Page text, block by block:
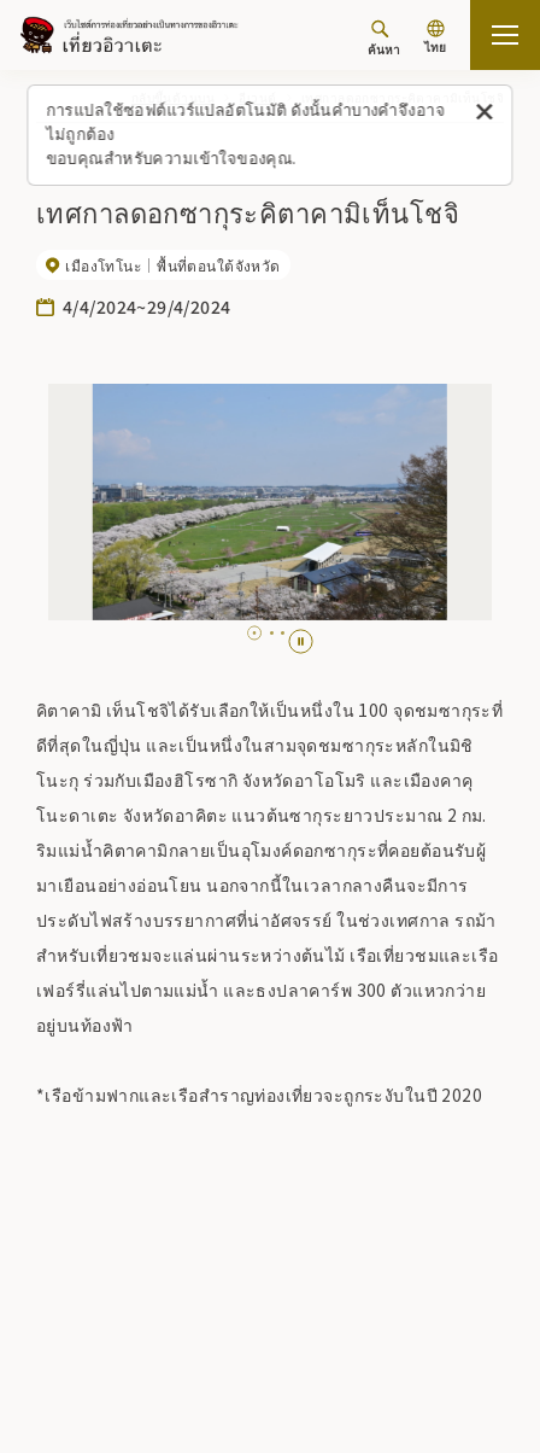
การแปลใช้ซอฟต์แวร์แปลอัตโนมัติ ดังนั้นคำบางคำจึงอาจ
ไม่ถูกต้อง
ขอบคุณสำหรับความเข้าใจของคุณ.
ค้นหา ไทย
กลับขึ้นด้านบน อีเวนต์ เทศกาลดอกซากุระคิตาคามิเท็นโชจิ
เทศกาลดอกซากุระคิตาคามิเท็นโชจิ
เมืองโทโนะ พื้นที่ตอนใต้จังหวัด
4/4/2024~29/4/2024
คิตาคามิ เท็นโชจิได้รับเลือกให้เป็นหนึ่งใน 100 จุดชมซากุระที่
ดีที่สุดในญี่ปุ่น และเป็นหนึ่งในสามจุดชมซากุระหลักในมิชิ
โนะกุ ร่วมกับเมืองฮิโรซากิ จังหวัดอาโอโมริ และเมืองคาคุ
โนะดาเตะ จังหวัดอาคิตะ แนวต้นซากุระยาวประมาณ 2 กม.
ริมแม่น้ำคิตาคามิกลายเป็นอุโมงค์ดอกซากุระที่คอยต้อนรับผู้
มาเยือนอย่างอ่อนโยน นอกจากนี้ในเวลากลางคืนจะมีการ
ประดับไฟสร้างบรรยากาศที่น่าอัศจรรย์ ในช่วงเทศกาล รถม้า
สำหรับเที่ยวชมจะแล่นผ่านระหว่างต้นไม้ เรือเที่ยวชมและเรือ
เฟอร์รี่แล่นไปตามแม่น้ำ และธงปลาคาร์พ 300 ตัวแหวกว่าย
อยู่บนท้องฟ้า
*เรือข้ามฟากและเรือสำราญท่องเที่ยวจะถูกระงับในปี 2020